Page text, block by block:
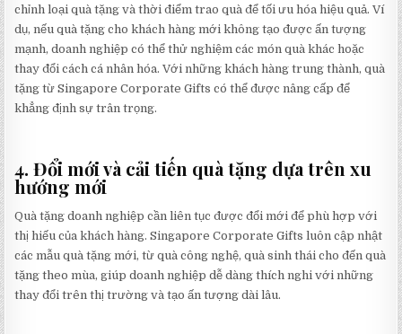
chỉnh loại quà tặng và thời điểm trao quà để tối ưu hóa hiệu quả. Ví
dụ, nếu quà tặng cho khách hàng mới không tạo được ấn tượng
mạnh, doanh nghiệp có thể thử nghiệm các món quà khác hoặc
thay đổi cách cá nhân hóa. Với những khách hàng trung thành, quà
tặng từ Singapore Corporate Gifts có thể được nâng cấp để
khẳng định sự trân trọng.
4. Đổi mới và cải tiến quà tặng dựa trên xu
hướng mới
Quà tặng doanh nghiệp cần liên tục được đổi mới để phù hợp với
thị hiếu của khách hàng. Singapore Corporate Gifts luôn cập nhật
các mẫu quà tặng mới, từ quà công nghệ, quà sinh thái cho đến quà
tặng theo mùa, giúp doanh nghiệp dễ dàng thích nghi với những
thay đổi trên thị trường và tạo ấn tượng dài lâu.